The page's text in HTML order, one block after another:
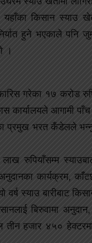
यहाँका किसान
हुने भएकाले
।
गरेका १७ करोड
कार्यालयले आगामी पाँच
प्रमुख भरत कँडेलले
रुपियाँसम्म
अनुदानका कार्यक्रम,
स्याउ बारीबाट
बिरुवामा
हजार ४५०